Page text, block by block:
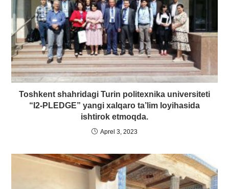
Toshkent shahridagi Turin politexnika universiteti
“I2-PLEDGE” yangi xalqaro ta’lim loyihasida
ishtirok etmoqda.
Aprel 3, 2023